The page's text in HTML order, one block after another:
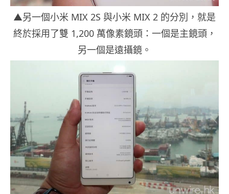
▲另一個小米 MIX 2S 與小米 MIX 2 的分別，就是
終於採用了雙 1,200 萬像素鏡頭：一個是主鏡頭，
另一個是遠攝鏡。